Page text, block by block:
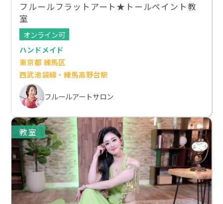
フルールフラットアート★トールペイント教
室
オンライン可
ハンドメイド
東京都 練馬区
西武池袋線・練馬高野台駅
フルールアートサロン
教室